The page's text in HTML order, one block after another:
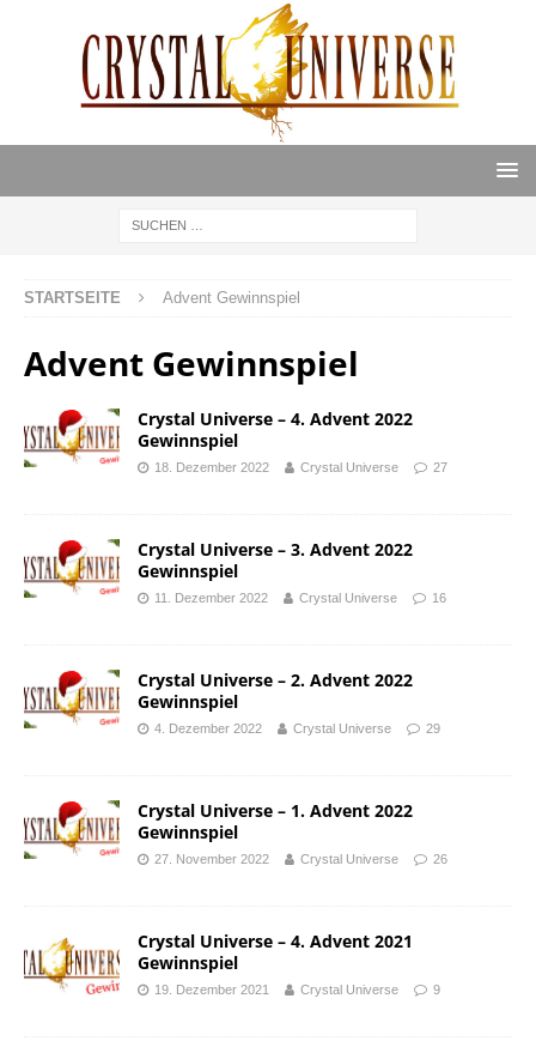
STARTSEITE Advent Gewinnspiel
Advent Gewinnspiel
Crystal Universe – 4. Advent 2022
Gewinnspiel
18. Dezember 2022 Crystal Universe 27
Crystal Universe – 3. Advent 2022
Gewinnspiel
11. Dezember 2022 Crystal Universe 16
Crystal Universe – 2. Advent 2022
Gewinnspiel
4. Dezember 2022 Crystal Universe 29
Crystal Universe – 1. Advent 2022
Gewinnspiel
27. November 2022 Crystal Universe 26
Crystal Universe – 4. Advent 2021
Gewinnspiel
19. Dezember 2021 Crystal Universe 9